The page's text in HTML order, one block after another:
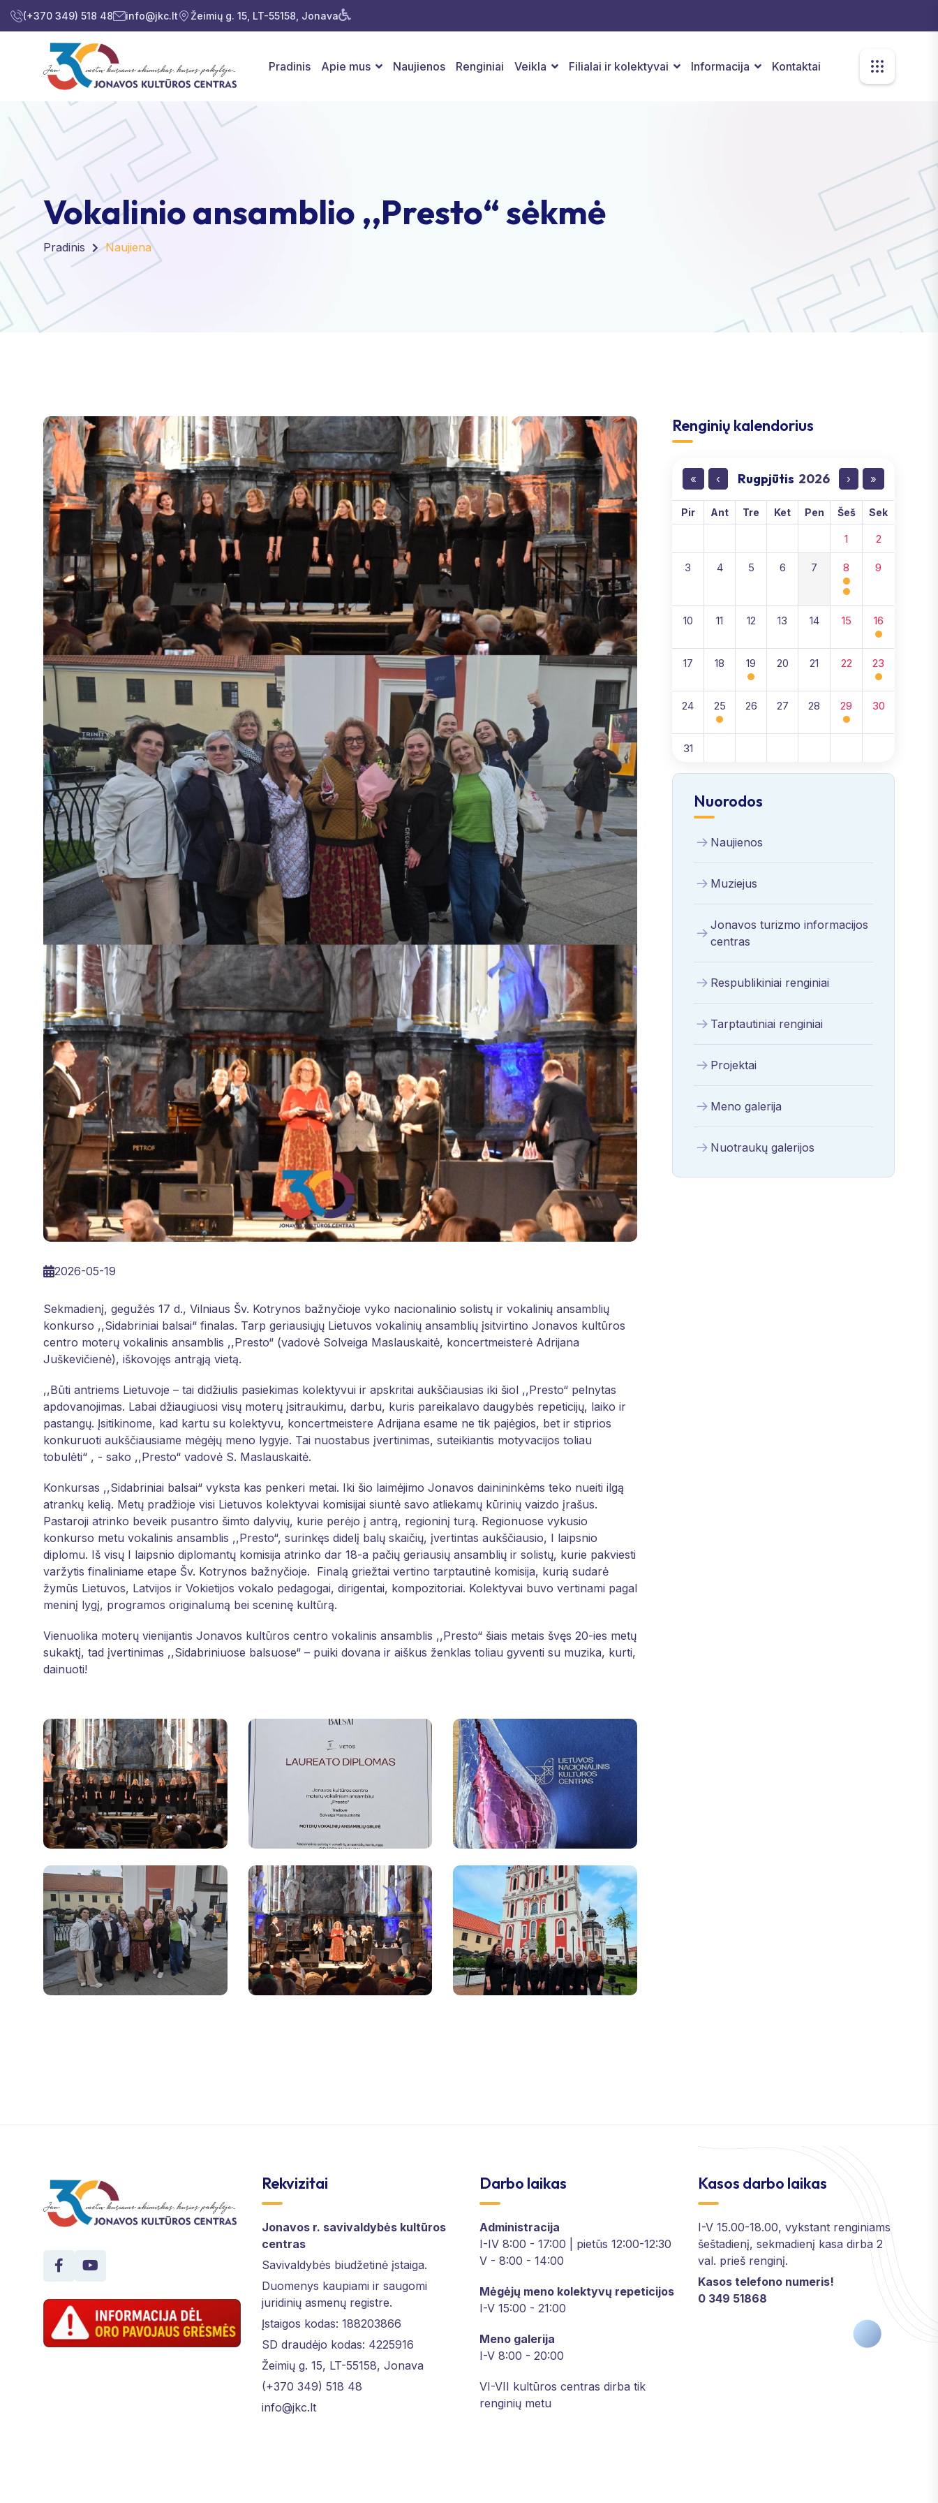
(+370 349) 518 48 info@jkc.lt Žeimių g. 15, LT-55158, Jonava
Pradinis Apie mus Naujienos Renginiai Veikla Filialai ir kolektyvai Informacija Kontaktai
Vokalinio ansamblio ,,Presto“ sėkmė
Pradinis Naujiena
2026-05-19
Sekmadienį, gegužės 17 d., Vilniaus Šv. Kotrynos bažnyčioje vyko nacionalinio solistų ir vokalinių ansamblių
konkurso ,,Sidabriniai balsai“ finalas. Tarp geriausiųjų Lietuvos vokalinių ansamblių įsitvirtino Jonavos kultūros
centro moterų vokalinis ansamblis ,,Presto“ (vadovė Solveiga Maslauskaitė, koncertmeisterė Adrijana
Juškevičienė), iškovojęs antrąją vietą.
,,Būti antriems Lietuvoje – tai didžiulis pasiekimas kolektyvui ir apskritai aukščiausias iki šiol ,,Presto“ pelnytas
apdovanojimas. Labai džiaugiuosi visų moterų įsitraukimu, darbu, kuris pareikalavo daugybės repeticijų, laiko ir
pastangų. Įsitikinome, kad kartu su kolektyvu, koncertmeistere Adrijana esame ne tik pajėgios, bet ir stiprios
konkuruoti aukščiausiame mėgėjų meno lygyje. Tai nuostabus įvertinimas, suteikiantis motyvacijos toliau
tobulėti“ , - sako ,,Presto“ vadovė S. Maslauskaitė.
Konkursas ,,Sidabriniai balsai“ vyksta kas penkeri metai. Iki šio laimėjimo Jonavos dainininkėms teko nueiti ilgą
atrankų kelią. Metų pradžioje visi Lietuvos kolektyvai komisijai siuntė savo atliekamų kūrinių vaizdo įrašus.
Pastaroji atrinko beveik pusantro šimto dalyvių, kurie perėjo į antrą, regioninį turą. Regionuose vykusio
konkurso metu vokalinis ansamblis ,,Presto“, surinkęs didelį balų skaičių, įvertintas aukščiausio, I laipsnio
diplomu. Iš visų I laipsnio diplomantų komisija atrinko dar 18-a pačių geriausių ansamblių ir solistų, kurie pakviesti
varžytis finaliniame etape Šv. Kotrynos bažnyčioje. Finalą griežtai vertino tarptautinė komisija, kurią sudarė
žymūs Lietuvos, Latvijos ir Vokietijos vokalo pedagogai, dirigentai, kompozitoriai. Kolektyvai buvo vertinami pagal
meninį lygį, programos originalumą bei sceninę kultūrą.
Vienuolika moterų vienijantis Jonavos kultūros centro vokalinis ansamblis ,,Presto“ šiais metais švęs 20-ies metų
sukaktį, tad įvertinimas ,,Sidabriniuose balsuose“ – puiki dovana ir aiškus ženklas toliau gyventi su muzika, kurti,
dainuoti!
Renginių kalendorius
« ‹ Rugpjūtis 2026 › »
Pir Ant Tre Ket Pen Šeš Sek
1 2
3 4 5 6 7 8 9
10 11 12 13 14 15 16
17 18 19 20 21 22 23
24 25 26 27 28 29 30
31
Nuorodos
Naujienos
Muziejus
Jonavos turizmo informacijos
centras
Respublikiniai renginiai
Tarptautiniai renginiai
Projektai
Meno galerija
Nuotraukų galerijos
Rekvizitai
Jonavos r. savivaldybės kultūros
centras
Savivaldybės biudžetinė įstaiga.
Duomenys kaupiami ir saugomi
juridinių asmenų registre.
Įstaigos kodas: 188203866
SD draudėjo kodas: 4225916
Žeimių g. 15, LT-55158, Jonava
(+370 349) 518 48
info@jkc.lt
Darbo laikas
Administracija
I-IV 8:00 - 17:00 | pietūs 12:00-12:30
V - 8:00 - 14:00
Mėgėjų meno kolektyvų repeticijos
I-V 15:00 - 21:00
Meno galerija
I-V 8:00 - 20:00
VI-VII kultūros centras dirba tik
renginių metu
Kasos darbo laikas
I-V 15.00-18.00, vykstant renginiams
šeštadienį, sekmadienį kasa dirba 2
val. prieš renginį.
Kasos telefono numeris!
0 349 51868